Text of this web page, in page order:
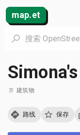
map.et
建筑物
路线 保存